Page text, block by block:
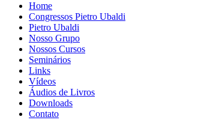
Home
Congressos Pietro Ubaldi
Pietro Ubaldi
Nosso Grupo
Nossos Cursos
Seminários
Links
Vídeos
Áudios de Livros
Downloads
Contato